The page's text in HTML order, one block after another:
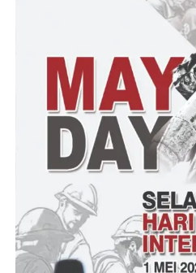
itu akan tumbuh dengan baik.
“Sama halnya seperti tubuh kita,
yang kecil di tubuh kita, seperti
pikiran yang positif diyakini akan
jiwa yang sehat,” Ucapnya.
Lebih lanjut menurut Kinanti,
diyakini paling memberikan
Tak lupa agar mulai memeriksakan
melakukan medical check up pada
secara berkala,” lmbuhnya.